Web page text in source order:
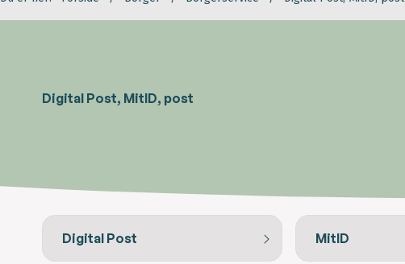
Digital Post, MitID, post
Digital Post MitID